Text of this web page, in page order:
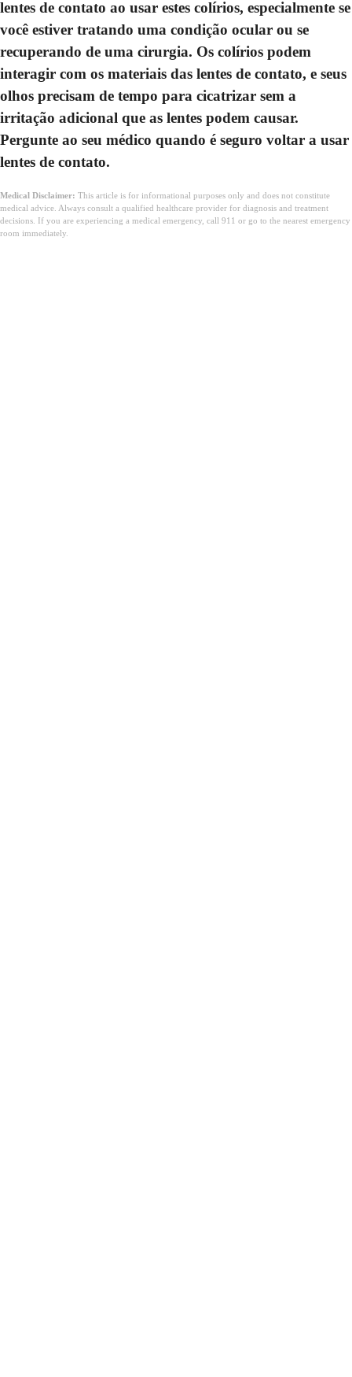
lentes de contato ao usar estes colírios, especialmente se
você estiver tratando uma condição ocular ou se
recuperando de uma cirurgia. Os colírios podem
interagir com os materiais das lentes de contato, e seus
olhos precisam de tempo para cicatrizar sem a
irritação adicional que as lentes podem causar.
Pergunte ao seu médico quando é seguro voltar a usar
lentes de contato.
Medical Disclaimer: This article is for informational purposes only and does not constitute
medical advice. Always consult a qualified healthcare provider for diagnosis and treatment
decisions. If you are experiencing a medical emergency, call 911 or go to the nearest emergency
room immediately.